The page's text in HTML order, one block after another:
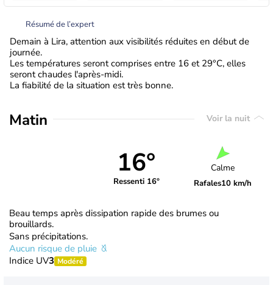
Résumé de l’expert
Demain à Lira, attention aux visibilités réduites en début de
journée.
Les températures seront comprises entre 16 et 29°C, elles
seront chaudes l'après-midi.
La fiabilité de la situation est très bonne.
Matin Voir la nuit
16°
Ressenti 16°
Calme
Rafales10 km/h
Beau temps après dissipation rapide des brumes ou
brouillards.
Sans précipitations.
Aucun risque de pluie
Indice UV3 Modéré